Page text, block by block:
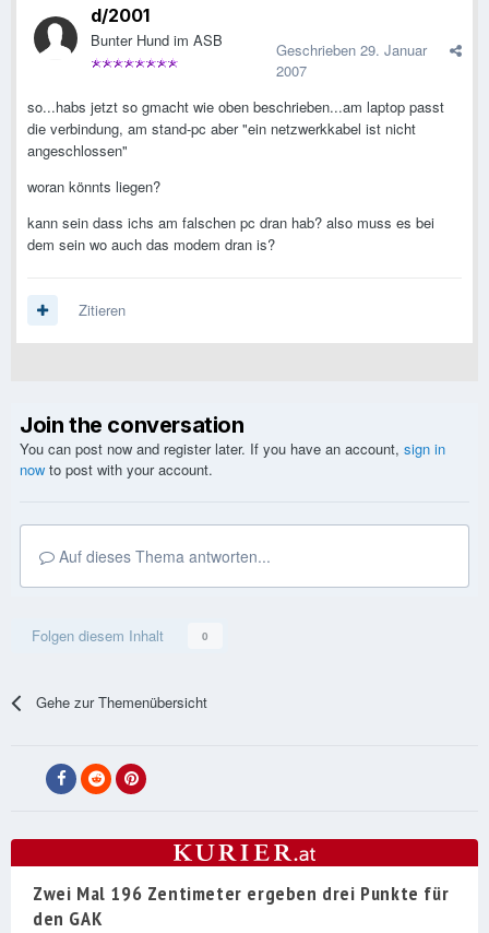
d/2001
Bunter Hund im ASB Geschrieben 29. Januar
2007
so...habs jetzt so gmacht wie oben beschrieben...am laptop passt
die verbindung, am stand-pc aber "ein netzwerkkabel ist nicht
angeschlossen"
woran könnts liegen?
kann sein dass ichs am falschen pc dran hab? also muss es bei
dem sein wo auch das modem dran is?
Zitieren
Join the conversation
You can post now and register later. If you have an account, sign in
now to post with your account.
Auf dieses Thema antworten...
Folgen diesem Inhalt 0
Gehe zur Themenübersicht
Zwei Mal 196 Zentimeter ergeben drei Punkte für
den GAK